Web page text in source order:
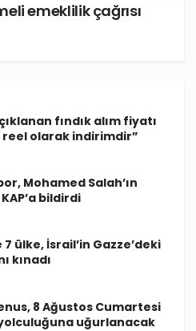
emeklilik çağrısı
fındık alım fiyatı
reel olarak indirimdir”
Mohamed Salah’ın
bildirdi
ülke, İsrail’in Gazze’deki
kınadı
8 Ağustos Cumartesi
uğurlanacak